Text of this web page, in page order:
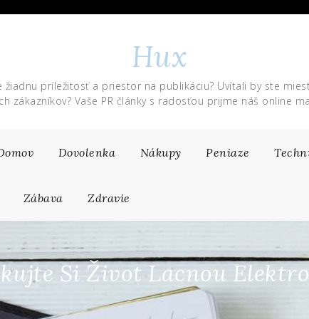
Hux
žiadnu príležitosť a priestor na publikáciu? Uvítali by ste
zákazníkov? Vaše PR články s radosťou prijme náš online
Dovolenka Nákupy Peniaze
Zábava Zdravie
Si Život Lacnou